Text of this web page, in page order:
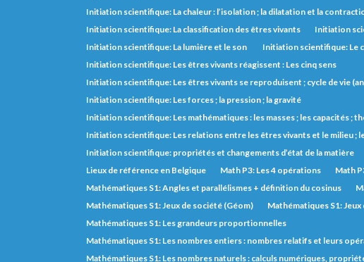
Initiation scientifique: La chaleur : l’isolation ; la dilatation et la
Initiation scientifique: La classification des êtres vivants
Initiation
Initiation scientifique: La lumière et le son
Initiation scientifique: Le
Initiation scientifique: Les êtres vivants réagissent : Les cinq sens
Initiation scientifique: Les êtres vivants se reproduisent ; cycle de vie
Initiation scientifique: Les forces ; la pression ; la gravité
Initiation scientifique: Les mathématiques : les masses ; les capacités ;
Initiation scientifique: Les relations entre les êtres vivants et le milieu ;
Initiation scientifique: propriétés et changements d’état de la matière
Lieux de référence en Belgique
Math P3: Les 4 opérations Math
Mathématiques S1: Angles et parallélismes + définition du cosinus
Mathématiques S1: Jeux de société (Géom)
Mathématiques S1:
Mathématiques S1: Les grandeurs proportionnelles
Mathématiques S1: Les nombres entiers : nombres relatifs et leurs
Mathématiques S1: Les nombres naturels : calculs numériques,